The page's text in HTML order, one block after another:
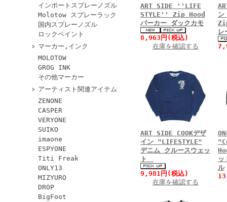
インポートスプレーノズル
Molotow スプレーラック
国内スプレーノズル
ロックペイント
マーカー,インク
MOLOTOW
GROG INK
その他マーカー
アーティスト関連アイテム
ZENONE
CASPER
VERYONE
SUIKO
imaone
ESPYONE
Titi Freak
ONLY13
MIZYURO
DROP
BigFoot
ART SIDE ''LIFE
STYLE'' Zip Hood
パーカー ダックカモ
8,963円(税込)
在庫を確認する
ン
レ
ART SIDE COOKデザ
イン "LIFESTYLE"
デニム クルースウェッ
ト
9,981円(税込)
在庫を確認する
ル